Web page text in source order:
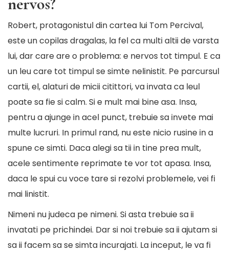
Robert, protagonistul din cartea lui Tom Percival,
este un copilas dragalas, la fel ca multi altii de varsta
lui, dar care are o problema: e nervos tot timpul. E ca
un leu care tot timpul se simte nelinistit. Pe parcursul
cartii, el, alaturi de micii citittori, va invata ca leul
poate sa fie si calm. Si e mult mai bine asa. Insa,
pentru a ajunge in acel punct, trebuie sa invete mai
multe lucruri. In primul rand, nu este nicio rusine in a
spune ce simti. Daca alegi sa tii in tine prea mult,
acele sentimente reprimate te vor tot apasa. Insa,
daca le spui cu voce tare si rezolvi problemele, vei fi
mai linistit.
Nimeni nu judeca pe nimeni. Si asta trebuie sa ii
invatati pe prichindei. Dar si noi trebuie sa ii ajutam si
sa ii facem sa se simta incurajati. La inceput, le va fi